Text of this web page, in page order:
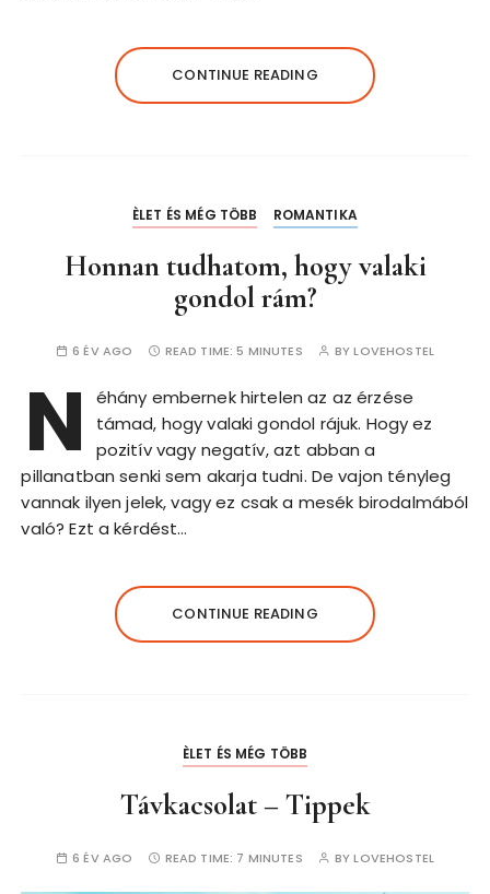
CONTINUE READING
ÈLET ÉS MÉG TÖBB ROMANTIKA
Honnan tudhatom, hogy valaki
gondol rám?
6 ÉV AGO READ TIME:5 MINUTES BYLOVEHOSTEL
N
éhány embernek hirtelen az az érzése
támad, hogy valaki gondol rájuk. Hogy ez
pozitív vagy negatív, azt abban a
pillanatban senki sem akarja tudni. De vajon tényleg
vannak ilyen jelek, vagy ez csak a mesék birodalmából
való? Ezt a kérdést…
CONTINUE READING
ÈLET ÉS MÉG TÖBB
Távkacsolat – Tippek
6 ÉV AGO READ TIME: 7 MINUTES BYLOVEHOSTEL